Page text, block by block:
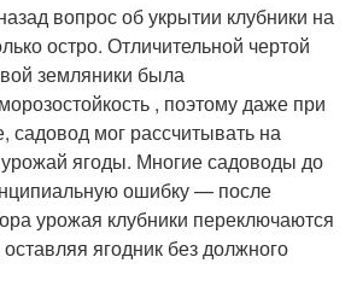
вопрос об укрытии клубники на
остро. Отличительной чертой
земляники была
, поэтому даже при
садовод мог рассчитывать на
ягоды. Многие садоводы до
ошибку — после
урожая клубники переключаются
ягодник без должного